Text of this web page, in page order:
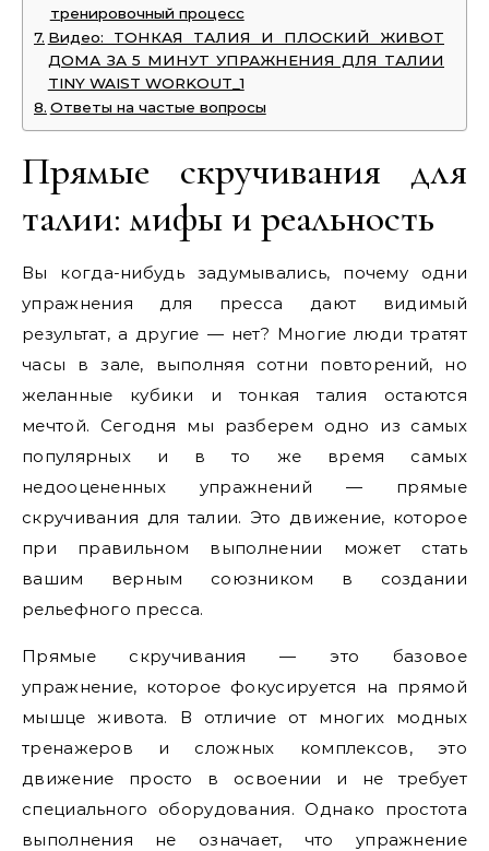
тренировочный процесс
Видео: ТОНКАЯ ТАЛИЯ И ПЛОСКИЙ ЖИВОТ
ДОМА ЗА 5 МИНУТ УПРАЖНЕНИЯ ДЛЯ ТАЛИИ
TINY WAIST WORKOUT_1
Ответы на частые вопросы
Прямые скручивания для
талии: мифы и реальность
Вы когда-нибудь задумывались, почему одни
упражнения для пресса дают видимый
результат, а другие — нет? Многие люди тратят
часы в зале, выполняя сотни повторений, но
желанные кубики и тонкая талия остаются
мечтой. Сегодня мы разберем одно из самых
популярных и в то же время самых
недооцененных упражнений — прямые
скручивания для талии. Это движение, которое
при правильном выполнении может стать
вашим верным союзником в создании
рельефного пресса.
Прямые скручивания — это базовое
упражнение, которое фокусируется на прямой
мышце живота. В отличие от многих модных
тренажеров и сложных комплексов, это
движение просто в освоении и не требует
специального оборудования. Однако простота
выполнения не означает, что упражнение